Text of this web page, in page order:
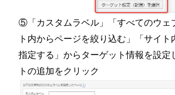
⑤「カスタムラベル」「すべてのウェ
ト内からページを絞り込む」「サイト
指定する」からターゲット情報を設定
トの追加をクリック